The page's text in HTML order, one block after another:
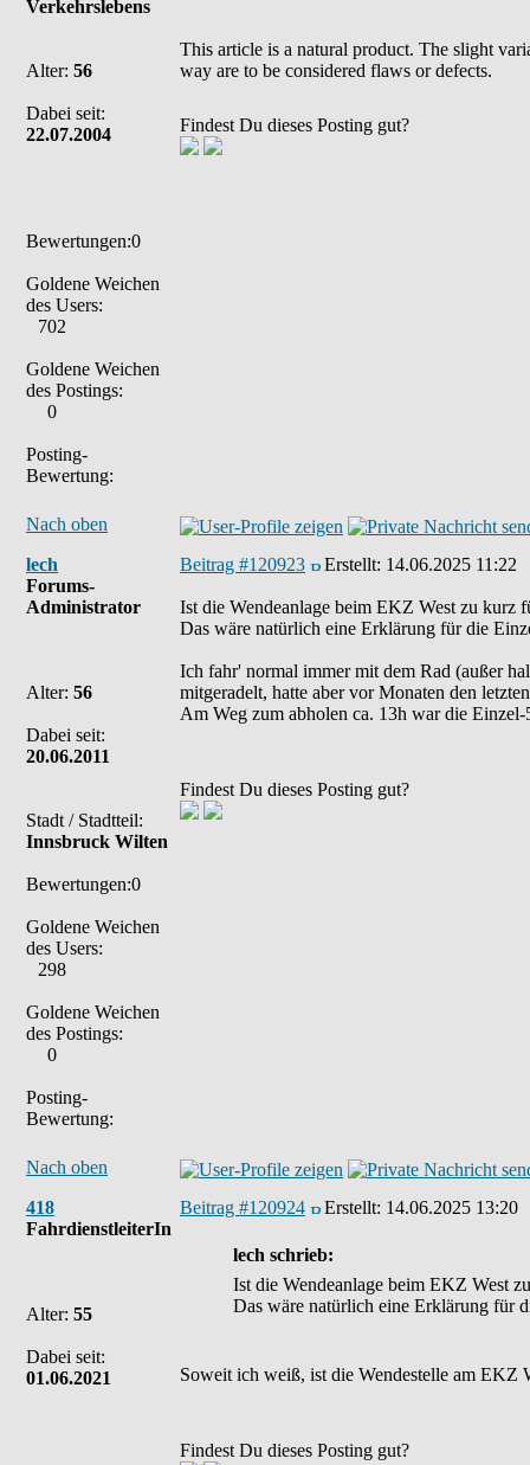
Verkehrslebens
Alter: 56
Dabei seit:
22.07.2004
Bewertungen:0
Goldene Weichen
des Users:
702
Goldene Weichen
des Postings:
0
Posting-
Bewertung:
This article is a natural product. The slight
way are to be considered flaws or defects.
Findest Du dieses Posting gut?
Nach oben
lech
Forums-
Administrator
Alter: 56
Dabei seit:
20.06.2011
Stadt / Stadtteil:
Innsbruck Wilten
Bewertungen:0
Goldene Weichen
des Users:
298
Goldene Weichen
des Postings:
0
Posting-
Bewertung:
Beitrag #120923 Erstellt: 14.06.2025 11:22
Ist die Wendeanlage beim EKZ West zu kurz
Das wäre natürlich eine Erklärung für die
Ich fahr' normal immer mit dem Rad (außer
mitgeradelt, hatte aber vor Monaten den
Am Weg zum abholen ca. 13h war die
Findest Du dieses Posting gut?
Nach oben
418
FahrdienstleiterIn
Alter: 55
Dabei seit:
01.06.2021
Beitrag #120924 Erstellt: 14.06.2025 13:20
lech schrieb:
Ist die Wendeanlage beim EKZ West
Das wäre natürlich eine Erklärung für
Soweit ich weiß, ist die Wendestelle am EKZ
Findest Du dieses Posting gut?